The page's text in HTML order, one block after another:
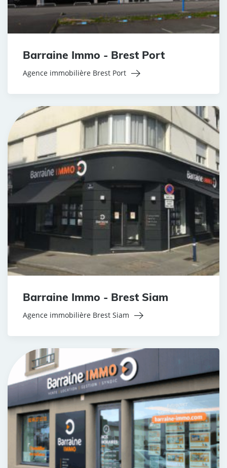
Barraine Immo - Brest Port
Agence immobilière Brest Port
Barraine Immo - Brest Siam
Agence immobilière Brest Siam